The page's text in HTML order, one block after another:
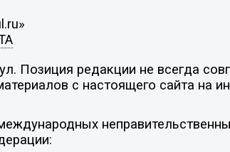
Позиция редакции не всегда
с настоящего сайта на